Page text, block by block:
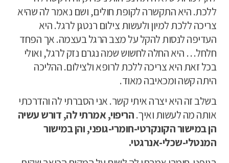
ללכת. היא התקשרה לקופת חולים, ושם נאמר לה שהיא
צריכה ללכת למיון ולעשות צילום רנטגן לרגל. היא
העדיפה לנסות להקל על מצב הרגל בעצמה. אך הפחד
חלחל… היא החלה לחשוש שמה נגרם נזק לרגל, ואולי
בכל זאת היא צריכה ללכת לרופא ולצילום. ההליכה
היתה קשה ומכאיבה מאוד.
בשלב זה היא יצרה איתי קשר. אני הסברתי לה והדרכתי
אותה מה לעשות ואיך.הריפוי, אמרתי לה, דורש עשיה
הן במישור הקונקרטי-חומרי-גופני, והן במישור
המנטלי-שכלי-אנרגטי.